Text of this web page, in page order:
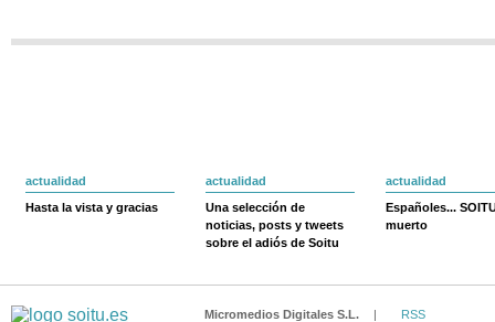
actualidad
Hasta la vista y gracias
actualidad
Una selección de
noticias, posts y tweets
sobre el adiós de Soitu
actualidad
Españoles...
muerto
Micromedios Digitales S.L. |
RSS